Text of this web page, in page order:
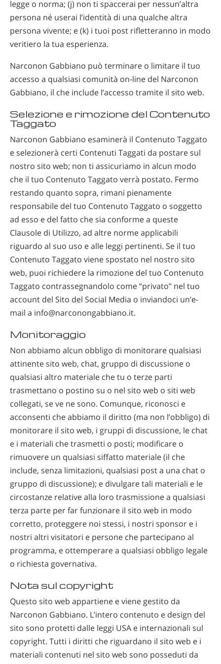
legge o norma; (j) non ti spaccerai per nessun’altra
persona né userai l’identità di una qualche altra
persona vivente; e (k) i tuoi post rifletteranno in modo
veritiero la tua esperienza.
Narconon Gabbiano può terminare o limitare il tuo
accesso a qualsiasi comunità on-line del Narconon
Gabbiano, il che include l’accesso tramite il sito web.
Selezione e rimozione del Contenuto
Taggato
Narconon Gabbiano esaminerà il Contenuto Taggato
e selezionerà certi Contenuti Taggati da postare sul
nostro sito web; non ti assicuriamo in alcun modo
che il tuo Contenuto Taggato verrà postato. Fermo
restando quanto sopra, rimani pienamente
responsabile del tuo Contenuto Taggato o soggetto
ad esso e del fatto che sia conforme a queste
Clausole di Utilizzo, ad altre norme applicabili
riguardo al suo uso e alle leggi pertinenti. Se il tuo
Contenuto Taggato viene spostato nel nostro sito
web, puoi richiedere la rimozione del tuo Contenuto
Taggato contrassegnandolo come “privato” nel tuo
account del Sito del Social Media o inviandoci un’e-
mail a info@narconongabbiano.it.
Monitoraggio
Non abbiamo alcun obbligo di monitorare qualsiasi
attinente sito web, chat, gruppo di discussione o
qualsiasi altro materiale che tu o terze parti
trasmettano o postino su o nel sito web o siti web
collegati, se ve ne sono. Comunque, riconosci e
acconsenti che abbiamo il diritto (ma non l’obbligo) di
monitorare il sito web, i gruppi di discussione, le chat
e i materiali che trasmetti o posti; modificare o
rimuovere un qualsiasi siffatto materiale (il che
include, senza limitazioni, qualsiasi post a una chat o
gruppo di discussione); e divulgare tali materiali e le
circostanze relative alla loro trasmissione a qualsiasi
terza parte per far funzionare il sito web in modo
corretto, proteggere noi stessi, i nostri sponsor e i
nostri altri visitatori e persone che partecipano al
programma, e ottemperare a qualsiasi obbligo legale
o richiesta governativa.
Nota sul copyright
Questo sito web appartiene e viene gestito da
Narconon Gabbiano. L’intero contenuto e design del
sito sono protetti dalle leggi USA e internazionali sul
copyright. Tutti i diritti che riguardano il sito web e i
materiali contenuti nel sito web sono posseduti da